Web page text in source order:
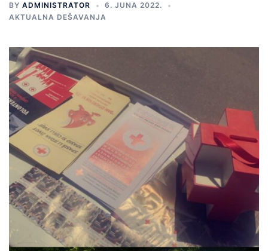
BY ADMINISTRATOR
6. JUNA 2022.
AKTUALNA DEŠAVANJA